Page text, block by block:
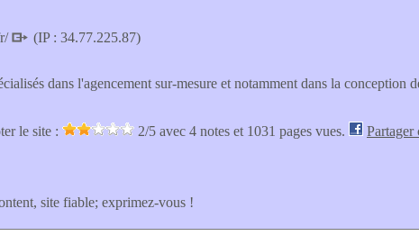
(IP : 34.77.225.87)
dans l'agencement sur-mesure et notamment dans la conception
le site :
2/5 avec 4 notes et 1031 pages vues.
Partager
site fiable; exprimez-vous !